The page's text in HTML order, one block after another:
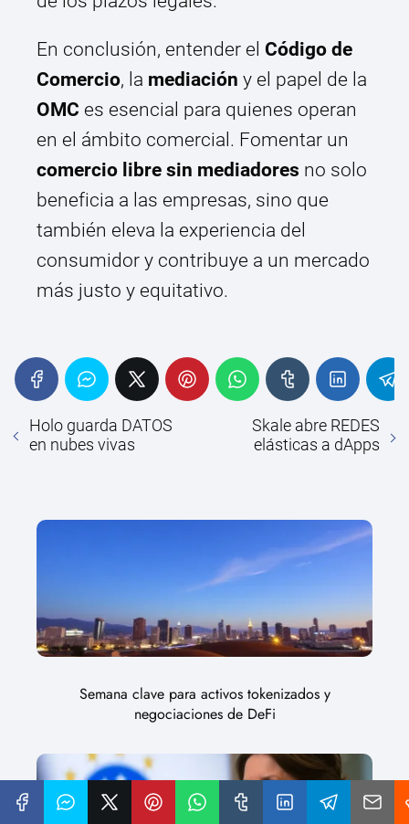
En conclusión, entender el Código de
Comercio, la mediación y el papel de la
OMC es esencial para quienes operan
en el ámbito comercial. Fomentar un
comercio libre sin mediadores no solo
beneficia a las empresas, sino que
también eleva la experiencia del
consumidor y contribuye a un mercado
más justo y equitativo.
Holo guarda DATOS
en nubes vivas
Skale abre REDES
elásticas a dApps
Semana clave para activos tokenizados y
negociaciones de DeFi